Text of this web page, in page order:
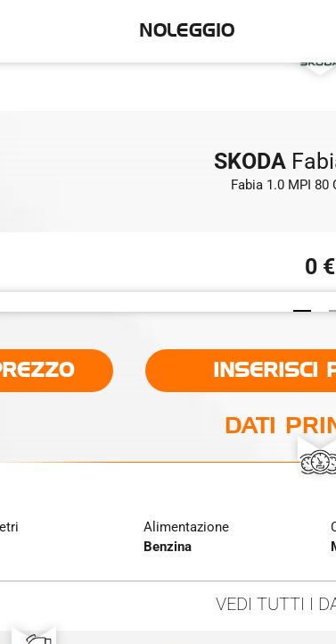
NOLEGGIO
SKODA
Fabia 1.0 MPI 80
0 €
INSERISCI
DATI
Alimentazione
Benzina
VEDI TUTTI I